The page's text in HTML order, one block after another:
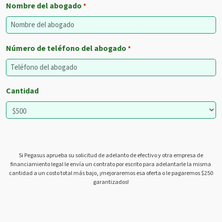
Nombre del abogado *
Número de teléfono del abogado *
Cantidad
Si Pegasus aprueba su solicitud de adelanto de efectivo y otra empresa de
financiamiento legal le envía un contrato por escrito para adelantarle la misma
cantidad a un costo total más bajo, ¡mejoraremos esa oferta o le pagaremos $250
garantizados!